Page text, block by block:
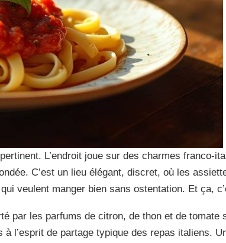
L’endroit joue sur des charmes franco-
C’est un lieu élégant, discret, où les
veulent manger bien sans ostentation. Et ça,
par les parfums de citron, de thon et de tomate
l’esprit de partage typique des repas italiens.